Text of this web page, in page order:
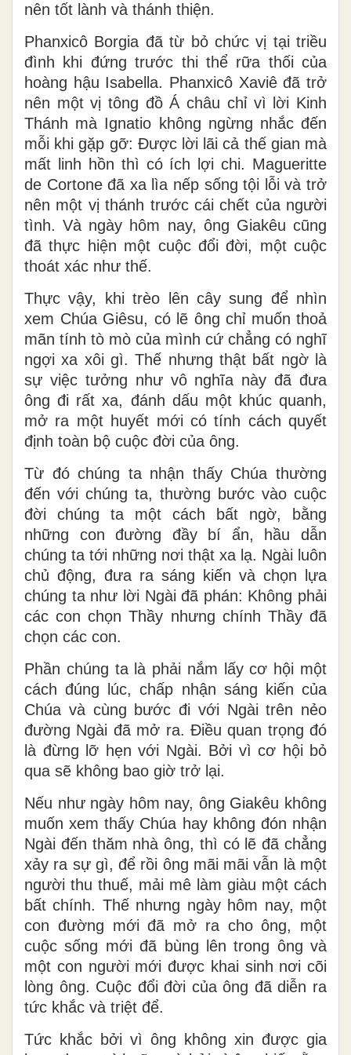
nên tốt lành và thánh thiện.
Phanxicô Borgia đã từ bỏ chức vị tại triều
đình khi đứng trước thi thể rữa thối của
hoàng hậu Isabella. Phanxicô Xaviê đã trở
nên một vị tông đồ Á châu chỉ vì lời Kinh
Thánh mà Ignatio không ngừng nhắc đến
mỗi khi gặp gỡ: Được lời lãi cả thế gian mà
mất linh hồn thì có ích lợi chi. Magueritte
de Cortone đã xa lìa nếp sống tội lỗi và trở
nên một vị thánh trước cái chết của người
tình. Và ngày hôm nay, ông Giakêu cũng
đã thực hiện một cuộc đổi đời, một cuộc
thoát xác như thế.
Thực vậy, khi trèo lên cây sung để nhìn
xem Chúa Giêsu, có lẽ ông chỉ muốn thoả
mãn tính tò mò của mình cứ chẳng có nghĩ
ngợi xa xôi gì. Thế nhưng thật bất ngờ là
sự việc tưởng như vô nghĩa này đã đưa
ông đi rất xa, đánh dấu một khúc quanh,
mở ra một huyết mới có tính cách quyết
định toàn bộ cuộc đời của ông.
Từ đó chúng ta nhận thấy Chúa thường
đến với chúng ta, thường bước vào cuộc
đời chúng ta một cách bất ngờ, bằng
những con đường đầy bí ẩn, hầu dẫn
chúng ta tới những nơi thật xa lạ. Ngài luôn
chủ động, đưa ra sáng kiến và chọn lựa
chúng ta như lời Ngài đã phán: Không phải
các con chọn Thầy nhưng chính Thầy đã
chọn các con.
Phần chúng ta là phải nắm lấy cơ hội một
cách đúng lúc, chấp nhận sáng kiến của
Chúa và cùng bước đi với Ngài trên nẻo
đường Ngài đã mở ra. Điều quan trọng đó
là đừng lỡ hẹn với Ngài. Bởi vì cơ hội bỏ
qua sẽ không bao giờ trở lại.
Nếu như ngày hôm nay, ông Giakêu không
muốn xem thấy Chúa hay không đón nhận
Ngài đến thăm nhà ông, thì có lẽ đã chẳng
xảy ra sự gì, để rồi ông mãi mãi vẫn là một
người thu thuế, mải mê làm giàu một cách
bất chính. Thế nhưng ngày hôm nay, một
con đường mới đã mở ra cho ông, một
cuộc sống mới đã bùng lên trong ông và
một con người mới được khai sinh nơi cõi
lòng ông. Cuộc đổi đời của ông đã diễn ra
tức khắc và triệt để.
Tức khắc bởi vì ông không xin được gia